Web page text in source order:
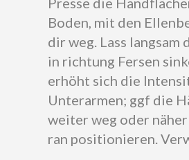
Boden, mit den
dir weg. Lass langsam
in richtung Fersen
erhöht sich die
Unterarmen; ggf die
weiter weg oder
ran positionieren.